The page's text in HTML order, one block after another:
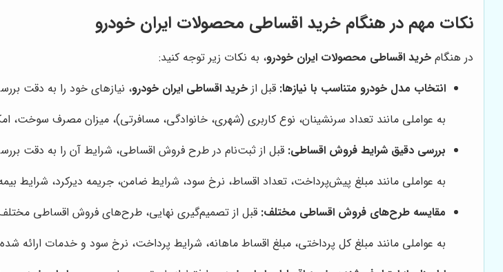
نکات مهم در هنگام خرید اقساطی محصولات ایران خودرو
در هنگام خرید اقساطی محصولات ایران خودرو، به نکات زیر توجه کنید:
انتخاب مدل خودرو متناسب با نیازها: قبل از خرید اقساطی ایران خودرو، نیازهای خود را به دقت
به عواملی مانند تعداد سرنشینان، نوع کاربری (شهری، خانوادگی، مسافرتی)، میزان مصرف سوخت،
بررسی دقیق شرایط فروش اقساطی: قبل از ثبت‌نام در طرح فروش اقساطی، شرایط آن را به دقت
به عواملی مانند مبلغ پیش‌پرداخت، تعداد اقساط، نرخ سود، شرایط ضامن، جریمه دیرکرد، شرایط
مقایسه طرح‌های فروش اقساطی مختلف: قبل از تصمیم‌گیری نهایی، طرح‌های فروش اقساطی مختلف
به عواملی مانند مبلغ کل پرداختی، مبلغ اقساط ماهانه، شرایط پرداخت، نرخ سود و خدمات ارائه